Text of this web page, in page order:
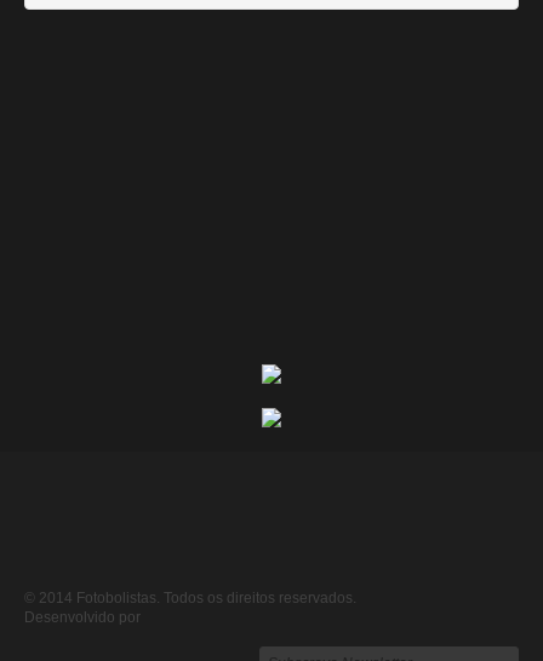
© 2014 Fotobolistas. Todos os direitos reservados.
Desenvolvido por